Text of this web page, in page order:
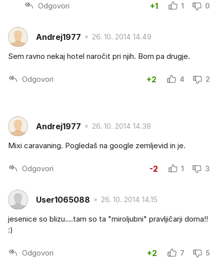
Odgovori +1 1 0
Andrej1977 26. 10. 2014 14.49
Sem ravno nekaj hotel naročit pri njih. Bom pa drugje.
Odgovori +2 4 2
Andrej1977 26. 10. 2014 14.38
Mixi caravaning. Pogledaš na google zemljevid in je.
Odgovori -2 1 3
User1065088 26. 10. 2014 14.15
jesenice so blizu....tam so ta "miroljubni" pravljičarji doma!!
:)
Odgovori +2 7 5